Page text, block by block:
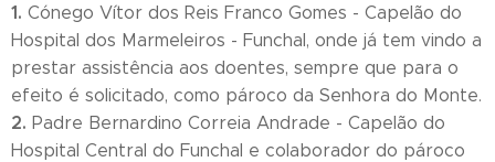
1. Cónego Vítor dos Reis Franco Gomes - Capelão do
Hospital dos Marmeleiros - Funchal, onde já tem vindo a
prestar assistência aos doentes, sempre que para o
efeito é solicitado, como pároco da Senhora do Monte.
2. Padre Bernardino Correia Andrade - Capelão do
Hospital Central do Funchal e colaborador do pároco